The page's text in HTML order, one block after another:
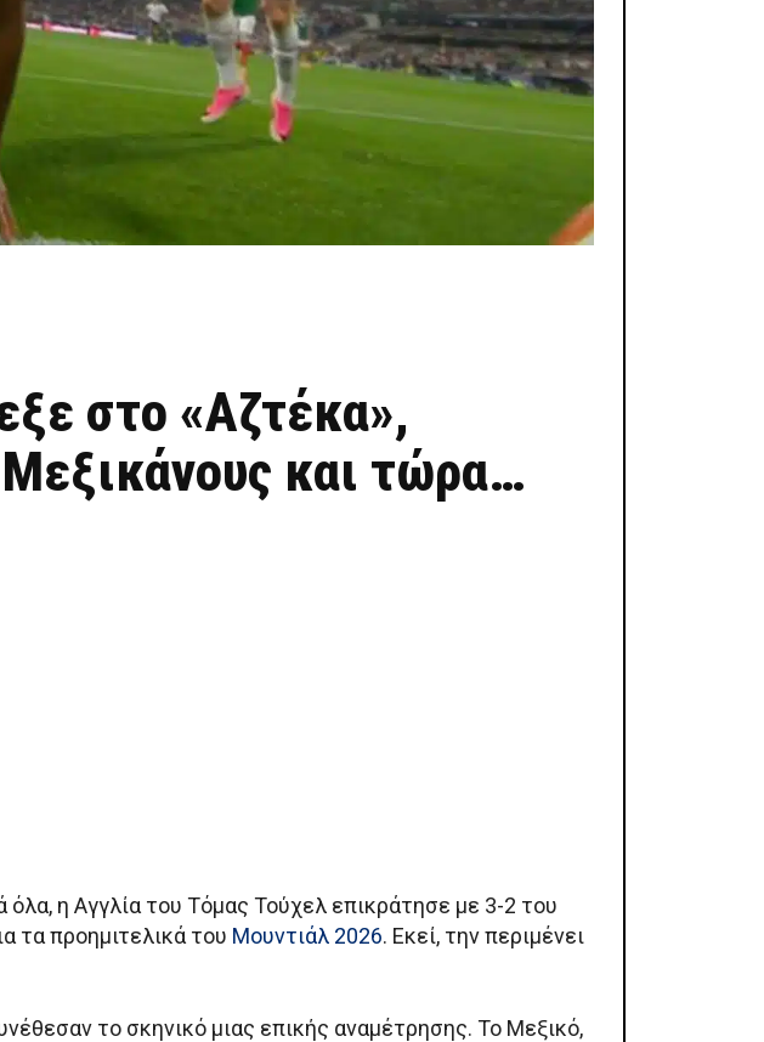
στο «Αζτέκα»,
και τώρα…
όλα, η Αγγλία του Τόμας Τούχελ επικράτησε με 3-2 του
τα προημιτελικά του Μουντιάλ 2026. Εκεί, την περιμένει
το σκηνικό μιας επικής αναμέτρησης. Το Μεξικό,